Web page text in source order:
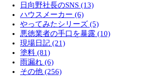
日向野社長のSNS (13)
ハウスメーカー (6)
やってみたシリーズ (5)
悪徳業者の手口を暴露 (10)
現場日記 (21)
塗料 (81)
雨漏れ (6)
その他 (256)